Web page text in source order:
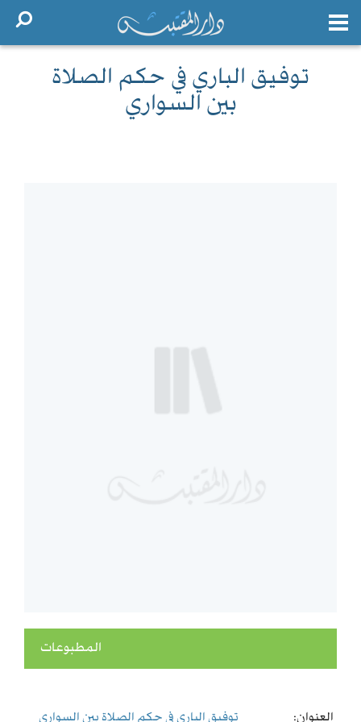
توفيق الباري في حكم الصلاة
بين السواري
المطبوعات
العنوان: توفيق الباري في حكم الصلاة بين السواري